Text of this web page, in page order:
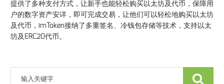
提供了多种支付方式，让新手也能轻松购买以太坊及代币，保障用
户的数字资产安详，即可完成交易，让他们可以轻松地购买以太坊
及代币，imToken接纳了多重签名、冷钱包存储等技术，支持以太
坊及ERC20代币。